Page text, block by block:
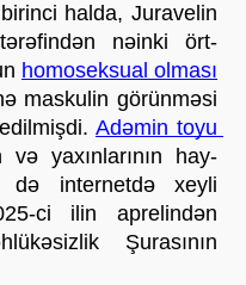
halda, Juravelin
nəinki ört-
homoseksual olması
maskulin görünməsi
Adəmin toyu
yaxınlarının hay-
də internetdə xeyli
ci ilin aprelindən
Şurasının